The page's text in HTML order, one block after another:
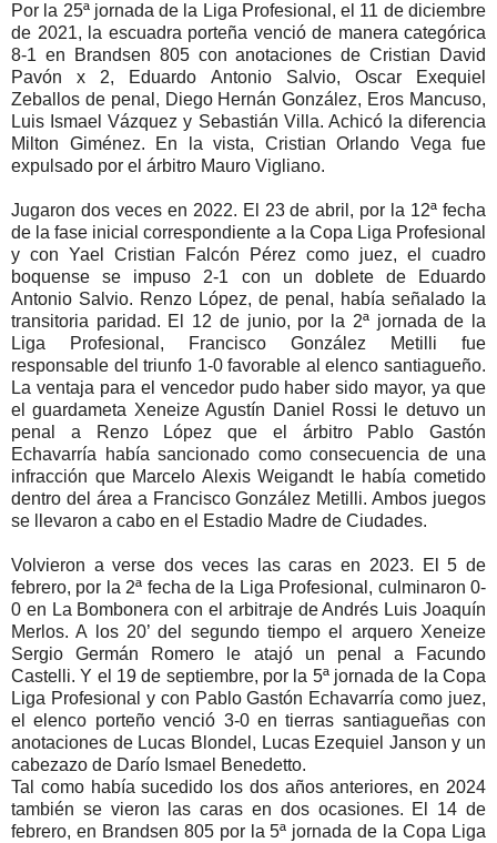
Por la 25ª jornada de la Liga Profesional, el 11 de diciembre
de 2021, la escuadra porteña venció de manera categórica
8-1 en Brandsen 805 con anotaciones de Cristian David
Pavón x 2, Eduardo Antonio Salvio, Oscar Exequiel
Zeballos de penal, Diego Hernán González, Eros Mancuso,
Luis Ismael Vázquez y Sebastián Villa. Achicó la diferencia
Milton Giménez. En la vista, Cristian Orlando Vega fue
expulsado por el árbitro Mauro Vigliano.
Jugaron dos veces en 2022. El 23 de abril, por la 12ª fecha
de la fase inicial correspondiente a la Copa Liga Profesional
y con Yael Cristian Falcón Pérez como juez, el cuadro
boquense se impuso 2-1 con un doblete de Eduardo
Antonio Salvio. Renzo López, de penal, había señalado la
transitoria paridad. El 12 de junio, por la 2ª jornada de la
Liga Profesional, Francisco González Metilli fue
responsable del triunfo 1-0 favorable al elenco santiagueño.
La ventaja para el vencedor pudo haber sido mayor, ya que
el guardameta Xeneize Agustín Daniel Rossi le detuvo un
penal a Renzo López que el árbitro Pablo Gastón
Echavarría había sancionado como consecuencia de una
infracción que Marcelo Alexis Weigandt le había cometido
dentro del área a Francisco González Metilli. Ambos juegos
se llevaron a cabo en el Estadio Madre de Ciudades.
Volvieron a verse dos veces las caras en 2023. El 5 de
febrero, por la 2ª fecha de la Liga Profesional, culminaron 0-
0 en La Bombonera con el arbitraje de Andrés Luis Joaquín
Merlos. A los 20’ del segundo tiempo el arquero Xeneize
Sergio Germán Romero le atajó un penal a Facundo
Castelli. Y el 19 de septiembre, por la 5ª jornada de la Copa
Liga Profesional y con Pablo Gastón Echavarría como juez,
el elenco porteño venció 3-0 en tierras santiagueñas con
anotaciones de Lucas Blondel, Lucas Ezequiel Janson y un
cabezazo de Darío Ismael Benedetto.
Tal como había sucedido los dos años anteriores, en 2024
también se vieron las caras en dos ocasiones. El 14 de
febrero, en Brandsen 805 por la 5ª jornada de la Copa Liga